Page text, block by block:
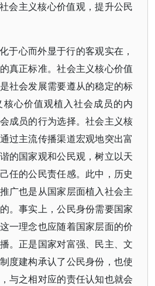
会主义核心价值观，提升公民
于心而外显于行的客观实在，
真正标准。社会主义核心价值
社会发展需要遵从的稳定的标
心价值观植入社会成员的内
成员的行为选择。社会主义核
过主流传播渠道宏观地突出富
的国家观和公民观，树立以天
任的公民责任感。此中，历史
广也是从国家层面植入社会主
。事实上，公民身份需要国家
一理念也应随着国家层面的价
。正是国家对富强、民主、文
度建构承认了公民身份，也使
与之相对应的责任认知也就会